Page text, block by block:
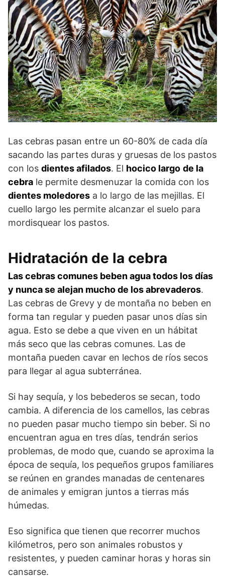
Las cebras pasan entre un 60-80% de cada día
sacando las partes duras y gruesas de los pastos
con los dientes afilados. El hocico largo de la
cebra le permite desmenuzar la comida con los
dientes moledores a lo largo de las mejillas. El
cuello largo les permite alcanzar el suelo para
mordisquear los pastos.
Hidratación de la cebra
Las cebras comunes beben agua todos los días
y nunca se alejan mucho de los abrevaderos.
Las cebras de Grevy y de montaña no beben en
forma tan regular y pueden pasar unos días sin
agua. Esto se debe a que viven en un hábitat
más seco que las cebras comunes. Las de
montaña pueden cavar en lechos de ríos secos
para llegar al agua subterránea.
Si hay sequía, y los bebederos se secan, todo
cambia. A dife­rencia de los camellos, las cebras
no pueden pasar mucho tiem­po sin beber. Si no
encuentran agua en tres días, tendrán serios
problemas, de modo que, cuando se aproxima la
época de se­quía, los pequeños grupos familiares
se reúnen en grandes manadas de centenares
de animales y emigran juntos a tierras más
húmedas.
Eso significa que tienen que recorrer muchos
kilóme­tros, pero son animales robustos y
resistentes, y pueden cami­nar horas y horas sin
cansarse.